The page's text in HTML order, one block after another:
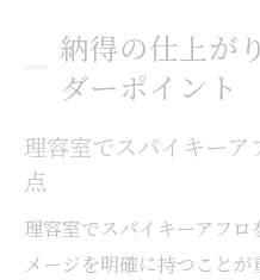
納得の仕上が
ダーポイント
理容室でスパイキー
点
理容室でスパイキーアフロ
メージを明確に持つこと